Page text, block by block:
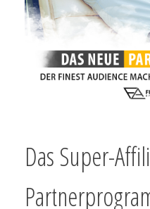
Das Super-